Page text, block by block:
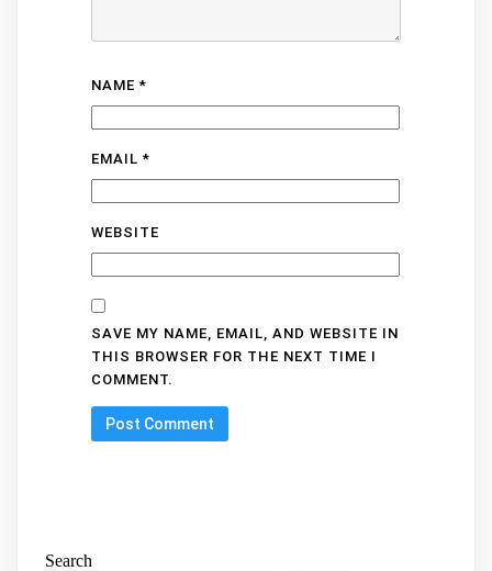
NAME *
EMAIL *
WEBSITE
SAVE MY NAME, EMAIL, AND WEBSITE IN
THIS BROWSER FOR THE NEXT TIME I
COMMENT.
Search